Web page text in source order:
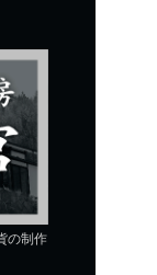
の制作